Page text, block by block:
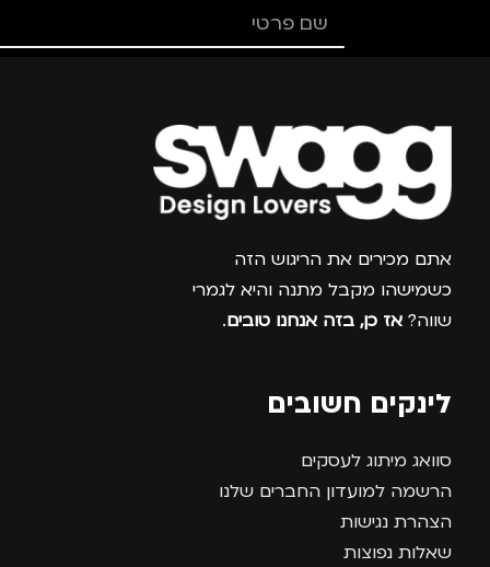
צרפו אותי למועדון
אתם מכירים את הריגוש הזה
כשמישהו מקבל מתנה והיא לגמרי
שווה? אז כן, בזה אנחנו טובים.
לינקים חשובים
סוואג מיתוג לעסקים
הרשמה למועדון החברים שלנו
הצהרת נגישות
שאלות נפוצות